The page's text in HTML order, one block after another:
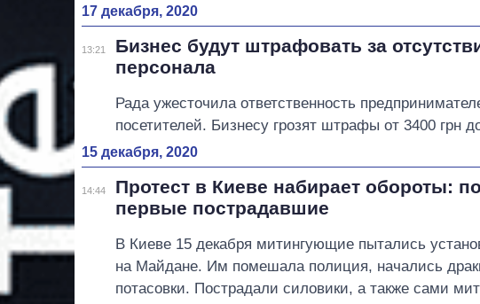
17 декабря, 2020
13:21
Бизнес будут штрафовать за
персонала
Рада ужесточила ответственность
посетителей. Бизнесу грозят штрафы от 3400 грн
15 декабря, 2020
14:44
Протест в Киеве набирает обороты:
первые пострадавшие
В Киеве 15 декабря митингующие пытались
на Майдане. Им помешала полиция, начались
потасовки. Пострадали силовики, а также сами